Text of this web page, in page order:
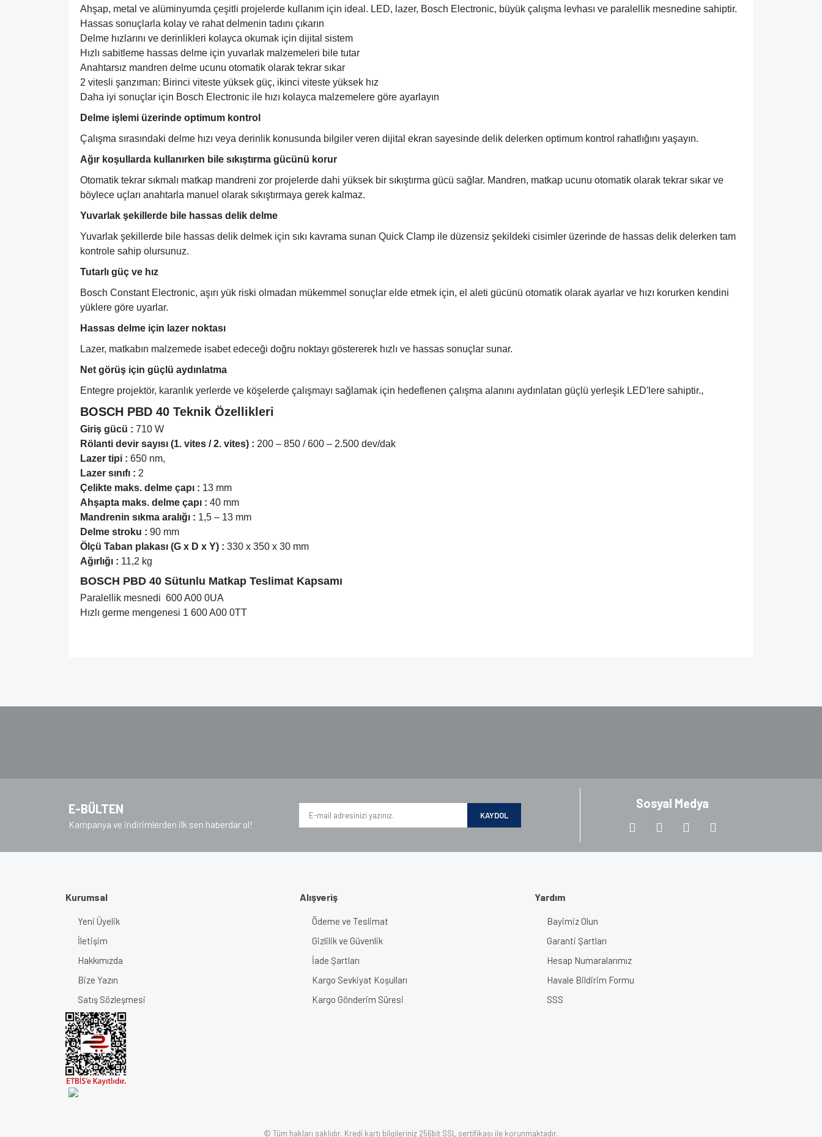
Ahşap, metal ve alüminyumda çeşitli projelerde kullanım için ideal. LED, lazer, Bosch Electronic, büyük çalışma levhası ve paralellik mesnedine sahiptir.
Hassas sonuçlarla kolay ve rahat delmenin tadını çıkarın
Delme hızlarını ve derinlikleri kolayca okumak için dijital sistem
Hızlı sabitleme hassas delme için yuvarlak malzemeleri bile tutar
Anahtarsız mandren delme ucunu otomatik olarak tekrar sıkar
2 vitesli şanzıman: Birinci viteste yüksek güç, ikinci viteste yüksek hız
Daha iyi sonuçlar için Bosch Electronic ile hızı kolayca malzemelere göre ayarlayın
Delme işlemi üzerinde optimum kontrol
Çalışma sırasındaki delme hızı veya derinlik konusunda bilgiler veren dijital ekran sayesinde delik delerken optimum kontrol rahatlığını yaşayın.
Ağır koşullarda kullanırken bile sıkıştırma gücünü korur
Otomatik tekrar sıkmalı matkap mandreni zor projelerde dahi yüksek bir sıkıştırma gücü sağlar. Mandren, matkap ucunu otomatik olarak tekrar sıkar ve
böylece uçları anahtarla manuel olarak sıkıştırmaya gerek kalmaz.
Yuvarlak şekillerde bile hassas delik delme
Yuvarlak şekillerde bile hassas delik delmek için sıkı kavrama sunan Quick Clamp ile düzensiz şekildeki cisimler üzerinde de hassas delik delerken tam
kontrole sahip olursunuz.
Tutarlı güç ve hız
Bosch Constant Electronic, aşırı yük riski olmadan mükemmel sonuçlar elde etmek için, el aleti gücünü otomatik olarak ayarlar ve hızı korurken kendini
yüklere göre uyarlar.
Hassas delme için lazer noktası
Lazer, matkabın malzemede isabet edeceği doğru noktayı göstererek hızlı ve hassas sonuçlar sunar.
Net görüş için güçlü aydınlatma
Entegre projektör, karanlık yerlerde ve köşelerde çalışmayı sağlamak için hedeflenen çalışma alanını aydınlatan güçlü yerleşik LED'lere sahiptir.,
BOSCH PBD 40 Teknik Özellikleri
Giriş gücü : 710 W
Rölanti devir sayısı (1. vites / 2. vites) : 200 – 850 / 600 – 2.500 dev/dak
Lazer tipi : 650 nm,
Lazer sınıfı : 2
Çelikte maks. delme çapı : 13 mm
Ahşapta maks. delme çapı : 40 mm
Mandrenin sıkma aralığı : 1,5 – 13 mm
Delme stroku : 90 mm
Ölçü Taban plakası (G x D x Y) : 330 x 350 x 30 mm
Ağırlığı : 11,2 kg
BOSCH PBD 40 Sütunlu Matkap Teslimat Kapsamı
Paralellik mesnedi 600 A00 0UA
Hızlı germe mengenesi 1 600 A00 0TT
Ürün fiyatı diğer sitelerden daha pahalı.
E-BÜLTEN
Kampanya ve indirimlerden ilk sen haberdar ol!
KAYDOL
Sosyal Medya
Kurumsal
Yeni Üyelik
İletişim
Hakkımızda
Bize Yazın
Satış Sözleşmesi
Alışveriş
Ödeme ve Teslimat
Gizlilik ve Güvenlik
İade Şartları
Kargo Sevkiyat Koşulları
Kargo Gönderim Süresi
Yardım
Bayimiz Olun
Garanti Şartları
Hesap Numaralarımız
Havale Bildirim Formu
SSS
© Tüm hakları saklıdır. Kredi kartı bilgileriniz 256bit SSL sertifikası ile korunmaktadır.